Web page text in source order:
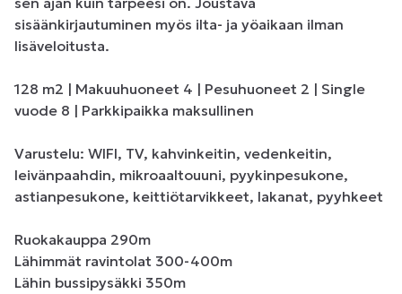
sisäänkirjautuminen myös ilta- ja yöaikaan ilman
lisäveloitusta.
128 m2 | Makuuhuoneet 4 | Pesuhuoneet 2 | Single
vuode 8 | Parkkipaikka maksullinen
Varustelu: WIFI, TV, kahvinkeitin, vedenkeitin,
leivänpaahdin, mikroaaltouuni, pyykinpesukone,
astianpesukone, keittiötarvikkeet, lakanat, pyyhkeet
Ruokakauppa 290m
Lähimmät ravintolat 300-400m
Lähin bussipysäkki 350m